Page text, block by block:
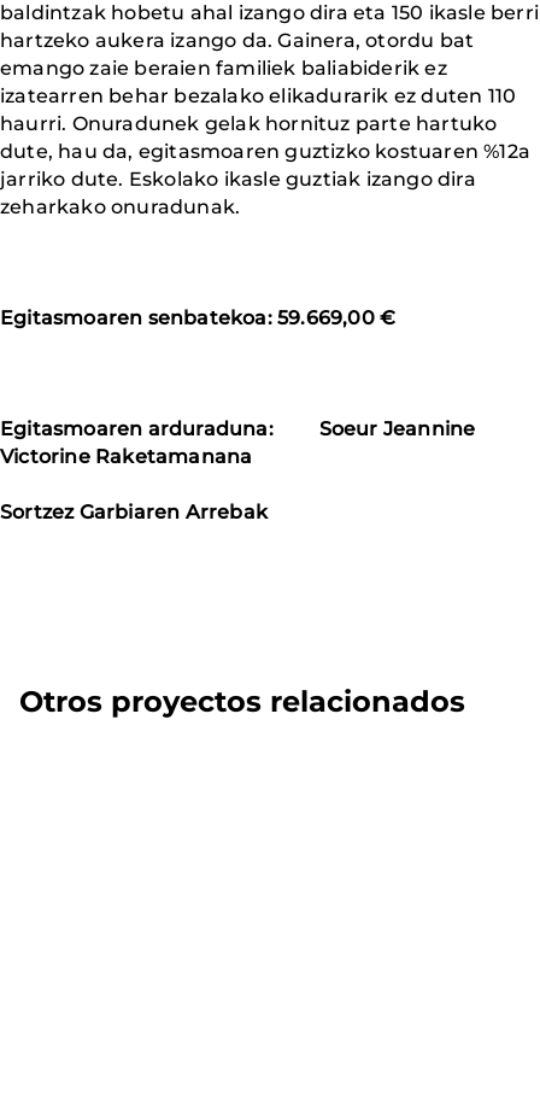
baldintzak hobetu ahal izango dira eta 150 ikasle berri
hartzeko aukera izango da. Gainera, otordu bat
emango zaie beraien familiek baliabiderik ez
izatearren behar bezalako elikadurarik ez duten 110
haurri. Onuradunek gelak hornituz parte hartuko
dute, hau da, egitasmoaren guztizko kostuaren %12a
jarriko dute. Eskolako ikasle guztiak izango dira
zeharkako onuradunak.
Egitasmoaren senbatekoa: 59.669,00 €
Egitasmoaren arduraduna: Soeur Jeannine
Victorine Raketamanana
Sortzez Garbiaren Arrebak
Otros proyectos relacionados